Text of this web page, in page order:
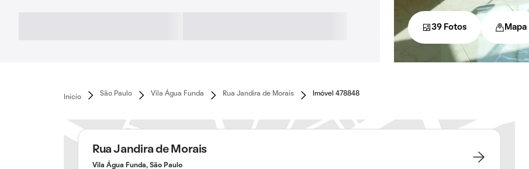
39 Fotos Mapa
Início
São Paulo Vila Água Funda Rua Jandira de Morais Imóvel 478848
Rua Jandira de Morais
Vila Água Funda, São Paulo